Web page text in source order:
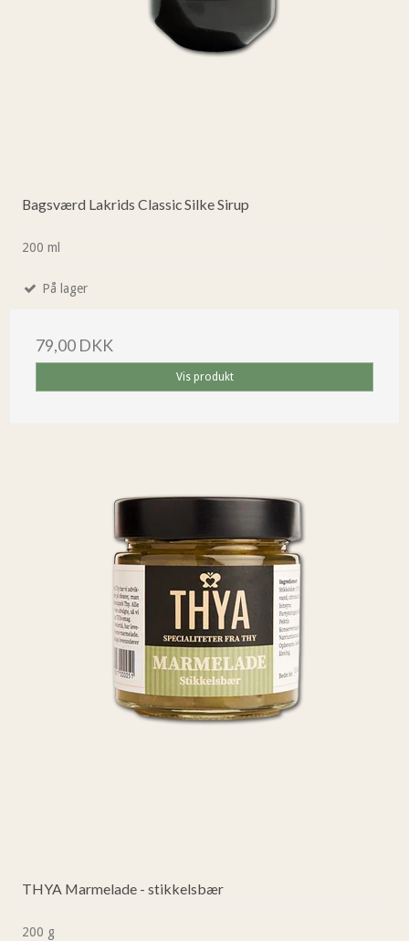
Bagsværd Lakrids Classic Silke Sirup
200 ml
På lager
79,00 DKK
Vis produkt
THYA Marmelade - stikkelsbær
200 g